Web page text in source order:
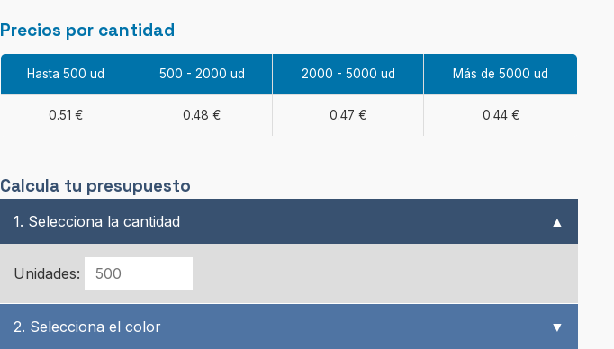
Precios por cantidad
Hasta 500 ud 500 - 2000 ud 2000 - 5000 ud Más de 5000 ud
0.51 € 0.48 € 0.47 € 0.44 €
Calcula tu presupuesto
1. Selecciona la cantidad ▲
Unidades:
2. Selecciona el color ▼